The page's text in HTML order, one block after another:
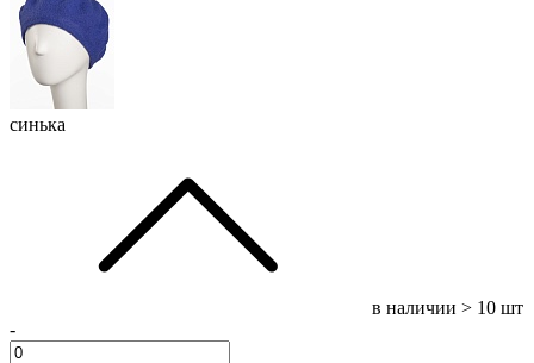
синька
в наличии > 10 шт
-